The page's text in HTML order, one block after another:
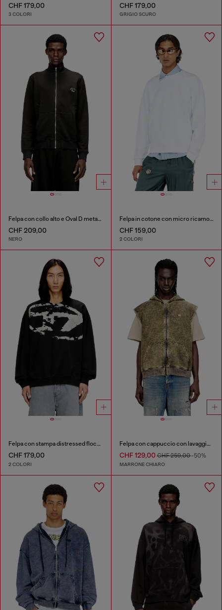
CHF 179,00
3 COLORI
CHF 179,00
GRIGIO SCURO
Felpa con collo alto e Oval D metallico
CHF 209,00
NERO
Felpa in cotone con micro ricamo logo
CHF 159,00
2 COLORI
Felpa con stampa distressed floccata
CHF 179,00
2 COLORI
Felpa con cappuccio con lavaggio acidato e logo Diesel
CHF 129,00CHF 259,00-50%
MARRONE CHIARO